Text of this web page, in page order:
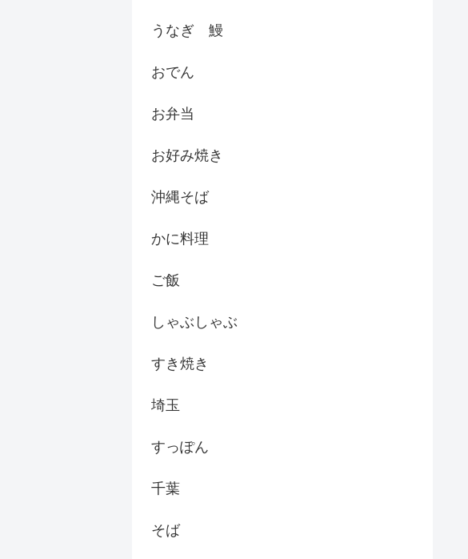
うなぎ 鰻
おでん
お弁当
お好み焼き
沖縄そば
かに料理
ご飯
しゃぶしゃぶ
すき焼き
埼玉
すっぽん
千葉
そば